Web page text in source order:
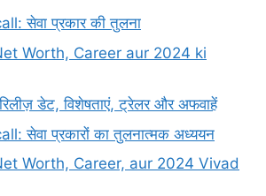
सेवा प्रकार की तुलना
Worth, Career aur 2024 ki
डेट, विशेषताएं, ट्रेलर और अफवाहें
सेवा प्रकारों का तुलनात्मक अध्ययन
Worth, Career, aur 2024 Vivad